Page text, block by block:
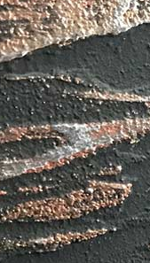
ТУК.
ОПЦИИ